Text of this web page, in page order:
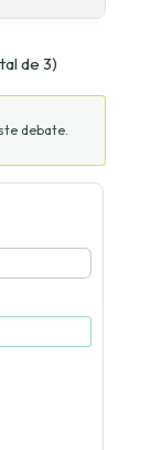
de 3)
debate.